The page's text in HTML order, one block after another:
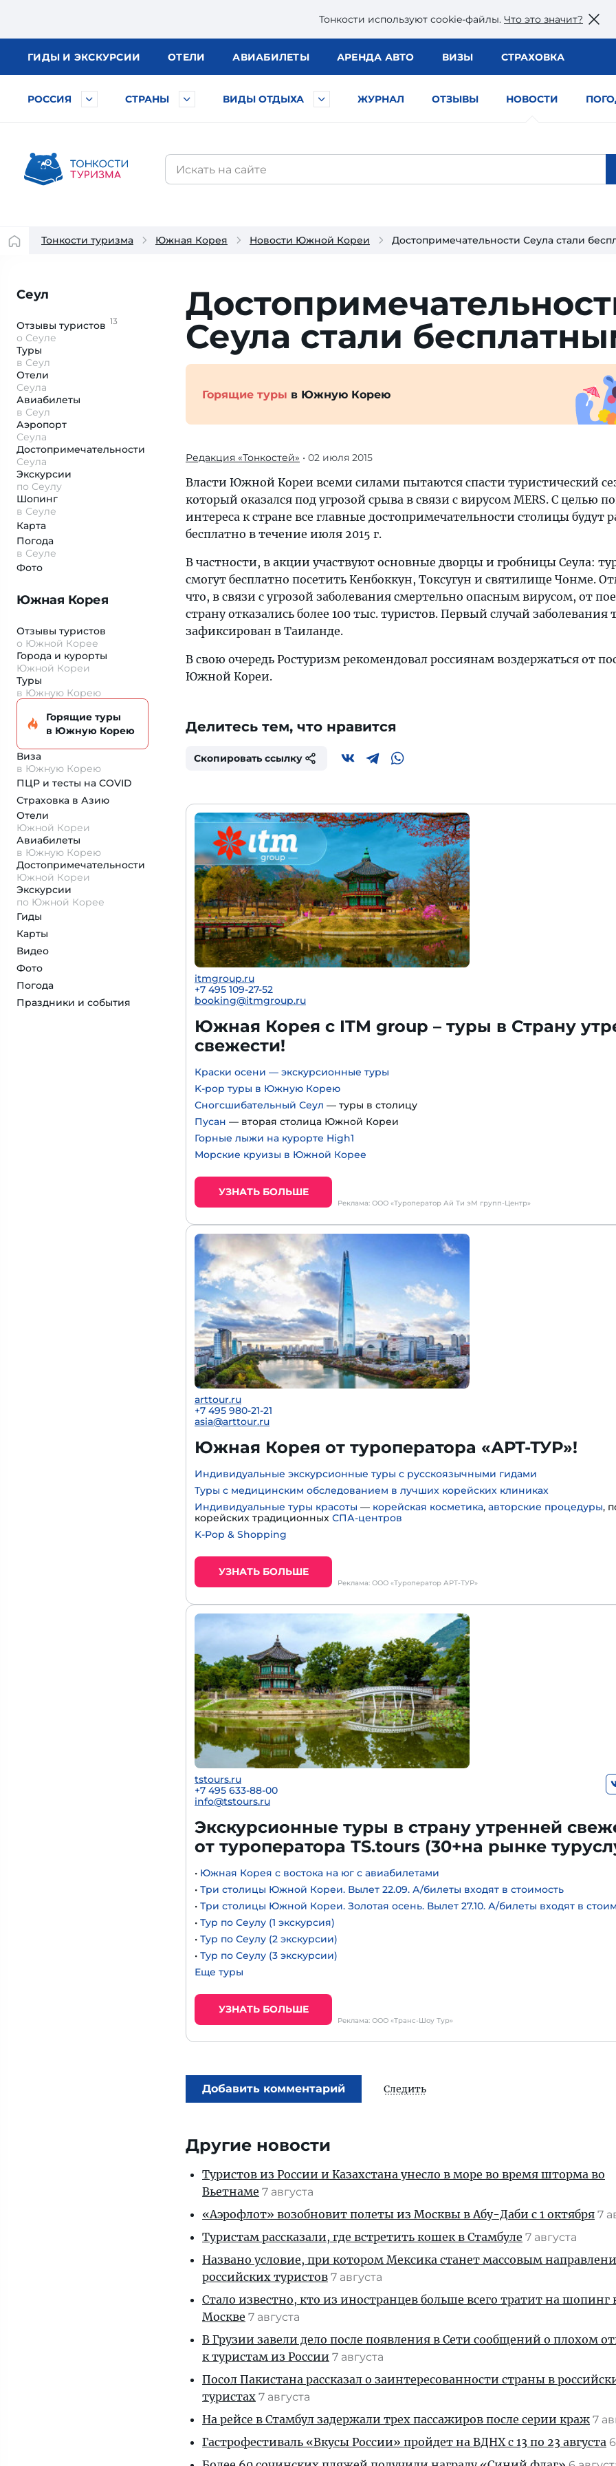
Тонкости используют сookie-файлы. Что это значит?
ГИДЫ И ЭКСКУРСИИ ОТЕЛИ АВИАБИЛЕТЫ АРЕНДА АВТО ВИЗЫ СТРАХОВКА
РОССИЯ СТРАНЫ ВИДЫ ОТДЫХА ЖУРНАЛ ОТЗЫВЫ НОВОСТИ
Тонкости туризма Южная Корея Новости Южной Кореи Достопримечательности Сеула стали
Сеул
Отзывы туристов 13
о Сеуле
Туры
в Сеул
Отели
Сеула
Авиабилеты
в Сеул
Аэропорт
Сеула
Достопримеча­тельности
Сеула
Экскурсии
по Сеулу
Шопинг
в Сеуле
Карта
Погода
в Сеуле
Фото
Южная Корея
Отзывы туристов
о Южной Корее
Города и курорты
Южной Кореи
Туры
в Южную Корею
Горящие туры
в Южную Корею
Виза
в Южную Корею
ПЦР и тесты на COVID
Страховка в Азию
Отели
Южной Кореи
Авиабилеты
в Южную Корею
Достопримеча­тельности
Южной Кореи
Экскурсии
по Южной Корее
Гиды
Карты
Видео
Фото
Погода
Праздники и события
Сеула стали
Горящие туры в Южную Корею
Редакция «Тонкостей» • 02 июля 2015
Власти Южной Кореи всеми силами пытаются спасти туристический
который оказался под угрозой срыва в связи с вирусом MERS. С целью
интереса к стране все главные достопримечательности столицы будут
бесплатно в течение июля 2015 г.
В частности, в акции участвуют основные дворцы и гробницы Сеула:
смогут бесплатно посетить Кенбоккун, Токсугун и святилище Чонме.
что, в связи с угрозой заболевания смертельно опасным вирусом, от
страну отказались более 100 тыс. туристов. Первый случай заболевания
зафиксирован в Таиланде.
В свою очередь Ростуризм рекомендовал россиянам воздержаться от
Южной Кореи.
Делитесь тем, что нравится
Скопировать ссылку
itmgroup.ru
+7 495 109-27-52
booking@itmgroup.ru
Южная Корея с ITM group – туры в Страну
свежести!
Краски осени — экскурсионные туры
K-pop туры в Южную Корею
Сногсшибательный Сеул — туры в столицу
Пусан — вторая столица Южной Кореи
Горные лыжи на курорте High1
Морские круизы в Южной Корее
УЗНАТЬ БОЛЬШЕ
Реклама: ООО «Туроператор Ай Ти эМ групп-Центр»
arttour.ru
+7 495 980-21-21
asia@arttour.ru
Южная Корея от туроператора «АРТ-ТУР»!
Индивидуальные экскурсионные туры с русскоязычными гидами
Туры с медицинским обследованием в лучших корейских клиниках
Индивидуальные туры красоты — корейская косметика, авторские процедуры,
корейских традиционных СПА-центров
K-Pop & Shopping
УЗНАТЬ БОЛЬШЕ
Реклама: ООО «Туроператор АРТ-ТУР»
tstours.ru
+7 495 633-88-00
info@tstours.ru
Экскурсионные туры в страну утренней
от туроператора TS.tours (30+на рынке
• Южная Корея с востока на юг с авиабилетами
• Три столицы Южной Кореи. Вылет 22.09. А/билеты входят в стоимость
• Три столицы Южной Кореи. Золотая осень. Вылет 27.10. А/билеты входят в
• Тур по Сеулу (1 экскурсия)
• Тур по Сеулу (2 экскурсии)
• Тур по Сеулу (3 экскурсии)
Еще туры
УЗНАТЬ БОЛЬШЕ
Реклама: ООО «Транс-Шоу Тур»
Добавить комментарий Следить
Другие новости
Туристов из России и Казахстана унесло в море во время шторма во
Вьетнаме 7 августа
«Аэрофлот» возобновит полеты из Москвы в Абу-Даби с 1 октября 7
Туристам рассказали, где встретить кошек в Стамбуле 7 августа
Названо условие, при котором Мексика станет массовым
российских туристов 7 августа
Стало известно, кто из иностранцев больше всего тратит на шопинг
Москве 7 августа
В Грузии завели дело после появления в Сети сообщений о плохом
к туристам из России 7 августа
Посол Пакистана рассказал о заинтересованности страны в
туристах 7 августа
На рейсе в Стамбул задержали трех пассажиров после серии краж 7
Гастрофестиваль «Вкусы России» пройдет на ВДНХ с 13 по 23 августа